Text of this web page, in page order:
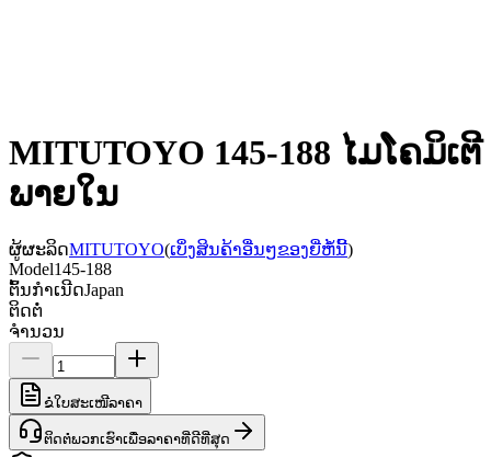
MITUTOYO 145-188 ໄມໂຄມິເຕີ
ພາຍໃນ
ຜູ້ຜະລິດMITUTOYO(ເບິ່ງສິນຄ້າອື່ນໆຂອງຍີ່ຫໍ້ນີ້)
Model145-188
ຕົ້ນກຳເນີດJapan
ຕິດຕໍ່
ຈຳນວນ
ຂໍໃບສະເໜີລາຄາ
ຕິດຕໍ່ພວກເຮົາເພື່ອລາຄາທີ່ດີທີ່ສຸດ